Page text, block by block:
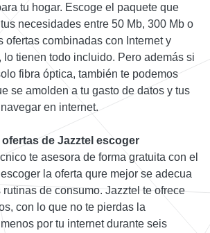
tu hogar. Escoge el paquete que
necesidades entre 50 Mb, 300 Mb o
ofertas combinadas con Internet y
lo tienen todo incluido. Pero además si
fibra óptica, también te podemos
se amolden a tu gasto de datos y tus
en internet.
de Jazztel escoger
te asesora de forma gratuita con el
la oferta qure mejor se adecua
de consumo. Jazztel te ofrece
con lo que no te pierdas la
por tu internet durante seis